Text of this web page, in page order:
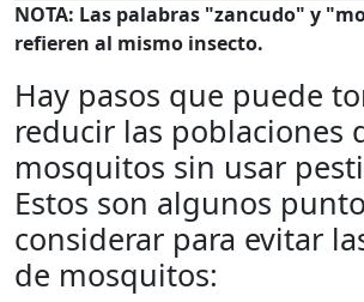
NOTA: Las palabras "zancudo" y
refieren al mismo insecto.
Hay pasos que puede
reducir las poblaciones
mosquitos sin usar
Estos son algunos
considerar para evitar
de mosquitos: